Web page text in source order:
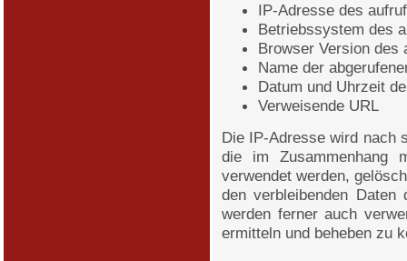
IP-Adresse des
Betriebssystem des
Browser Version des
Name der
Datum und Uhrzeit
Verweisende URL
Die IP-Adresse wird nach
die im Zusammenhang
verwendet werden,
den verbleibenden
werden ferner auch
ermitteln und beheben zu